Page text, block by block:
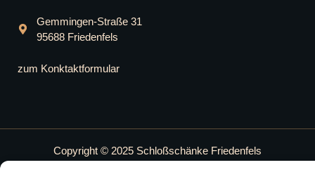
Gemmingen-Straße 31
95688 Friedenfels
zum Konktaktformular
Copyright © 2025 Schloßschänke Friedenfels